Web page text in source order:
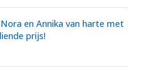
en Annika van harte met
prijs!